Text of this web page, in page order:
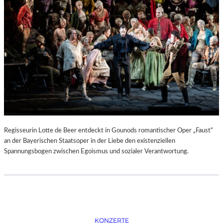
–
K
Ü
N
S
T
L
E
R
,
T
M
Regisseurin Lotte de Beer entdeckt in Gounods romantischer Oper „Faust“
an der Bayerischen Staatsoper in der Liebe den existenziellen
Spannungsbogen zwischen Egoismus und sozialer Verantwortung.
KONZERTE